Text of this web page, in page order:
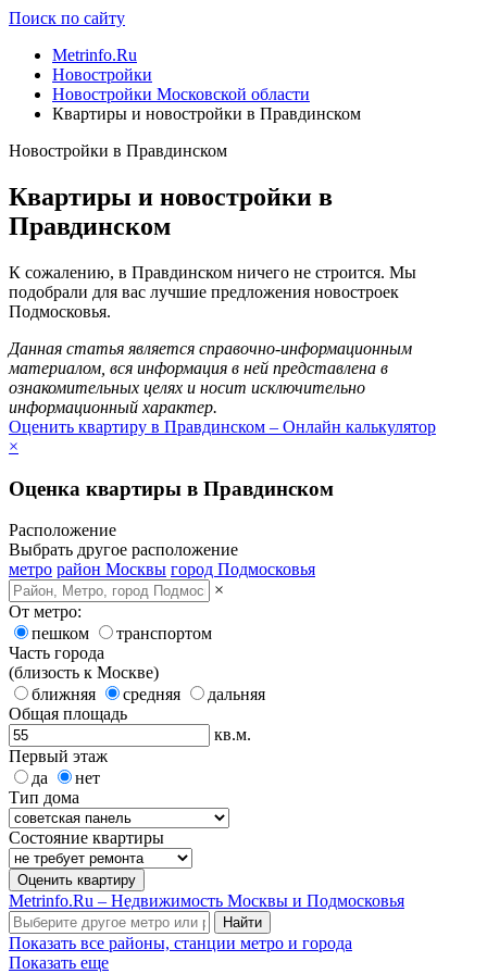
Поиск по сайту
Metrinfo.Ru
Новостройки
Новостройки Московской области
Квартиры и новостройки в Правдинском
Новостройки в Правдинском
Квартиры и новостройки в
Правдинском
К сожалению, в Правдинском ничего не строится. Мы
подобрали для вас лучшие предложения новостроек
Подмосковья.
Данная статья является справочно-информационным
материалом, вся информация в ней представлена в
ознакомительных целях и носит исключительно
информационный характер.
Оценить квартиру в Правдинском – Онлайн калькулятор
×
Оценка квартиры в Правдинском
Расположение
Выбрать другое расположение
метро район Москвы город Подмосковья
×
От метро:
пешком
транспортом
Часть города
(близость к Москве)
ближняя
средняя
дальняя
Общая площадь
кв.м.
Первый этаж
да
нет
Тип дома
Состояние квартиры
Оценить квартиру
Metrinfo.Ru – Недвижимость Москвы и Подмосковья
Найти
Показать все районы, станции метро и города
Показать еще